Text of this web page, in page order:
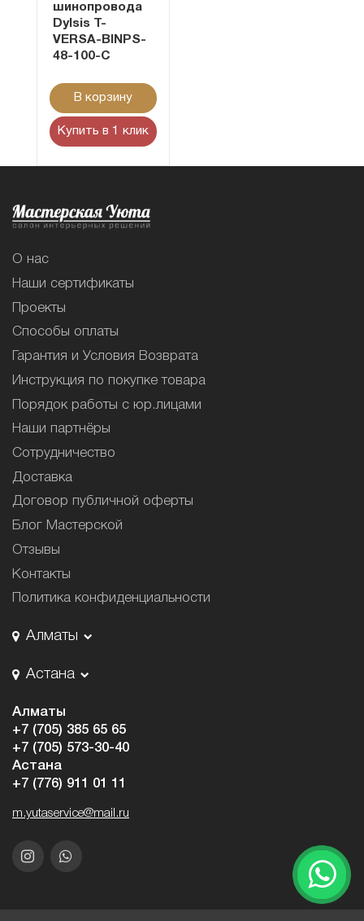
шинопровода
Dylsis T-
VERSA-BINPS-
48-100-С
В корзину
Купить в 1 клик
О нас
Наши сертификаты
Проекты
Способы оплаты
Гарантия и Условия Возврата
Инструкция по покупке товара
Порядок работы с юр.лицами
Наши партнёры
Сотрудничество
Доставка
Договор публичной оферты
Блог Мастерской
Отзывы
Контакты
Политика конфиденциальности
Алматы
Астана
Алматы
+7 (705) 385 65 65
+7 (705) 573-30-40
Астана
+7 (776) 911 01 11
m.yutaservice@mail.ru